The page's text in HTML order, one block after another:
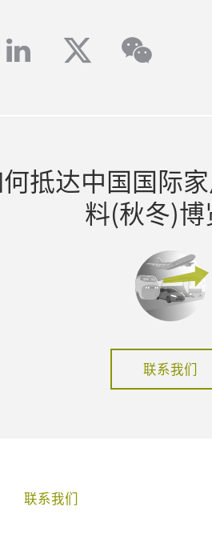
linkedintwitterwechat
抵达中国国际
料(秋冬)
联系我们
联系我们